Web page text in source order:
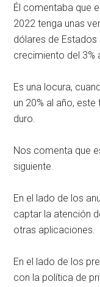
Él comentaba que
2022 tenga unas
dólares de Estados
crecimiento del 3%
Es una locura,
un 20% al año,
duro.
Nos comenta que
siguiente.
En el lado de los
captar la atención
otras aplicaciones.
En el lado de los
con la política de